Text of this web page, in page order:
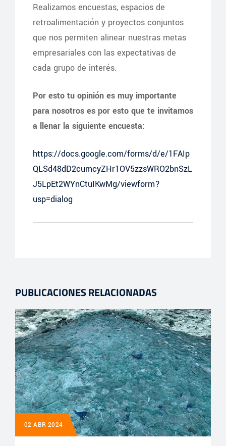
Realizamos encuestas, espacios de
retroalimentación y proyectos conjuntos
que nos permiten alinear nuestras metas
empresariales con las expectativas de
cada grupo de interés.
Por esto tu opinión es muy importante
para nosotros es por esto que te invitamos
a llenar la siguiente encuesta:
https://docs.google.com/forms/d/e/1FAIp
QLSd48dD2cumcyZHr1OV5zzsWRO2bnSzL
J5LpEt2WYnCtuIKwMg/viewform?
usp=dialog
PUBLICACIONES RELACIONADAS
02 ABR 2024